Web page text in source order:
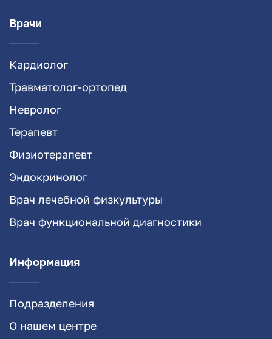
Врачи
Кардиолог
Травматолог-ортопед
Невролог
Терапевт
Физиотерапевт
Эндокринолог
Врач лечебной физкультуры
Врач функциональной диагностики
Информация
Подразделения
О нашем центре